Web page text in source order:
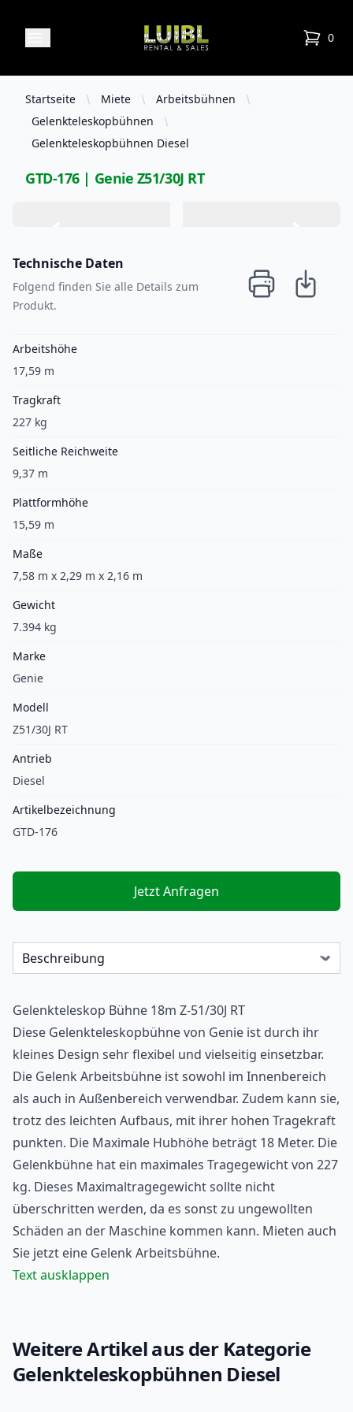
Luibl Rental & Sales 0
items
Startseite Miete
Arbeitsbühnen
Gelenkteleskopbühnen
Gelenkteleskopbühnen Diesel
GTD-176 | Genie Z51/30J RT
Technische Daten
Folgend finden Sie alle Details zum
Produkt.
Arbeitshöhe
17,59 m
Tragkraft
227 kg
Seitliche Reichweite
9,37 m
Plattformhöhe
15,59 m
Maße
7,58 m x 2,29 m x 2,16 m
Gewicht
7.394 kg
Marke
Genie
Modell
Z51/30J RT
Antrieb
Diesel
Artikelbezeichnung
GTD-176
Jetzt Anfragen
Gelenkteleskop Bühne 18m Z-51/30J RT
Diese Gelenkteleskopbühne von Genie ist durch ihr
kleines Design sehr flexibel und vielseitig einsetzbar.
Die Gelenk Arbeitsbühne ist sowohl im Innenbereich
als auch in Außenbereich verwendbar. Zudem kann sie,
trotz des leichten Aufbaus, mit ihrer hohen Tragekraft
punkten. Die Maximale Hubhöhe beträgt 18 Meter. Die
Gelenkbühne hat ein maximales Tragegewicht von 227
kg. Dieses Maximaltragegewicht sollte nicht
überschritten werden, da es sonst zu ungewollten
Schäden an der Maschine kommen kann. Mieten auch
Sie jetzt eine Gelenk Arbeitsbühne.
Text ausklappen
Weitere Artikel aus der Kategorie
Gelenkteleskopbühnen Diesel